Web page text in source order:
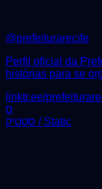
@prefeiturarecife
Perfil oficial da
histórias para se
linktr.ee/
ס
סטטיק / Static